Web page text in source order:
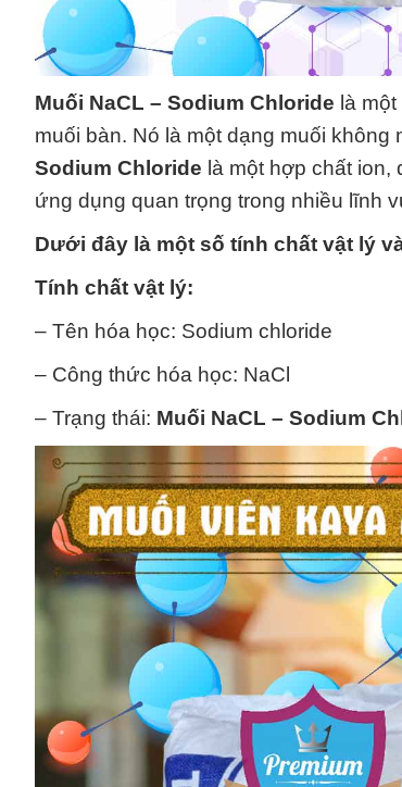
Muối NaCL – Sodium Chloride là
muối bàn. Nó là một dạng muối
Sodium Chloride là một hợp chất ion,
ứng dụng quan trọng trong nhiều lĩnh
Dưới đây là một số tính chất vật lý
Tính chất vật lý:
– Tên hóa học: Sodium chloride
– Công thức hóa học: NaCl
– Trạng thái: Muối NaCL – Sodium